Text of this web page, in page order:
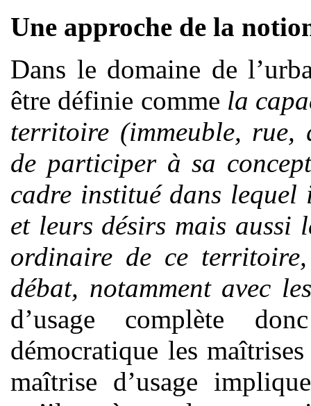
Une approche de la
Dans le domaine de
être définie comme la
territoire (immeuble,
de participer à sa
cadre institué dans
et leurs désirs mais aussi
ordinaire de ce
débat, notamment avec
d’usage complète
démocratique les
maîtrise d’usage